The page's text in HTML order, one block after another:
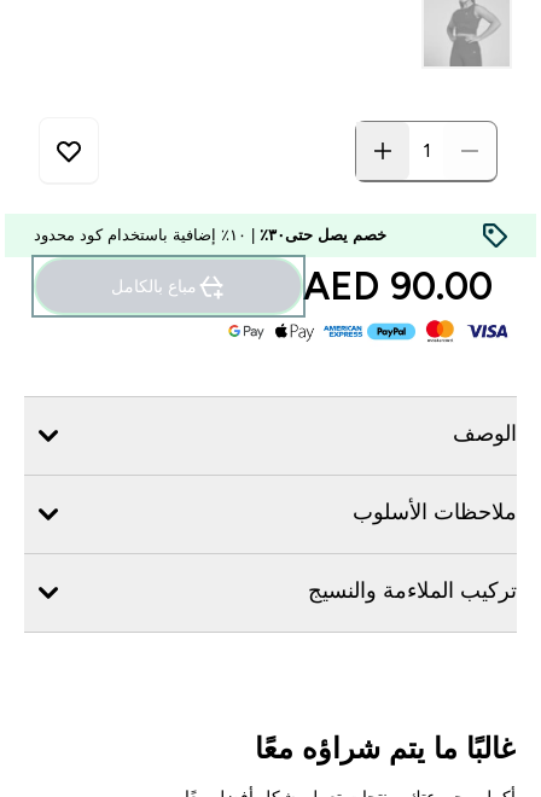
خصم يصل حتى٣٠٪
90.00 AED‎ مباع بالكامل
الوصف
ملاحظات الأسلوب
تركيب الملاءمة والنسيج
غالبًا ما يتم شراؤه معًا